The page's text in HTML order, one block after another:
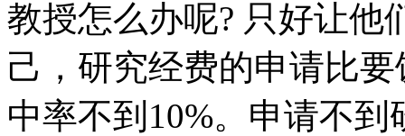
教授怎么办呢? 只好让他
己，研究经费的申请比
中率不到10%。申请不